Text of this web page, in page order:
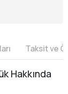
Taksit ve
Hakkında